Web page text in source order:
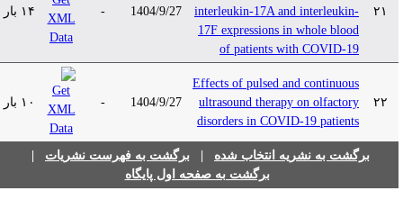
۲۱
interleukin-17A and interleukin-
17F expressions in whole blood
of patients with COVID-19
1404/9/27 ۱۴ بار
۲۲
Effects of pulsed and continuous
ultrasound therapy on olfactory
disorders in COVID-19 patients
1404/9/27 ۱۰ بار
برگشت به نشریه انتخاب شده| برگشت به فهرست نشریات|
برگشت به صفحه اول پایگاه